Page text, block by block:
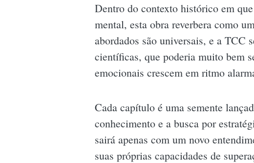
Dentro do contexto histórico em
mental, esta obra reverbera como
abordados são universais, e a TCC
científicas, que poderia muito bem
emocionais crescem em ritmo
Cada capítulo é uma semente
conhecimento e a busca por
sairá apenas com um novo
suas próprias capacidades de